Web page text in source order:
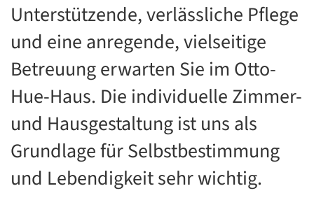
Unterstützende, verlässliche Pflege
und eine anregende, vielseitige
Betreuung erwarten Sie im Otto-
Hue-Haus. Die individuelle Zimmer-
und Hausgestaltung ist uns als
Grundlage für Selbstbestimmung
und Lebendigkeit sehr wichtig.